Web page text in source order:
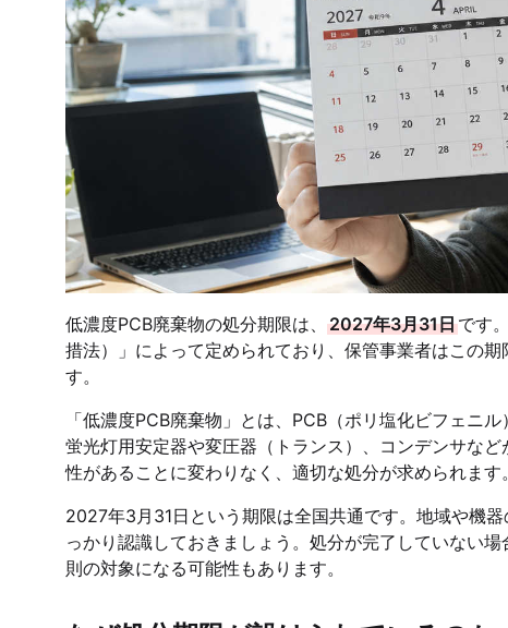
低濃度PCB廃棄物の処分期限は、 2027年3月31日です
措法）」によって定められており、保管事業者はこの
す。
「低濃度PCB廃棄物」とは、PCB（ポリ塩化ビフェニ
蛍光灯用安定器や変圧器（トランス）、コンデンサな
性があることに変わりなく、適切な処分が求められます。
2027年3月31日という期限は全国共通です。地域や機
っかり認識しておきましょう。処分が完了していない
則の対象になる可能性もあります。